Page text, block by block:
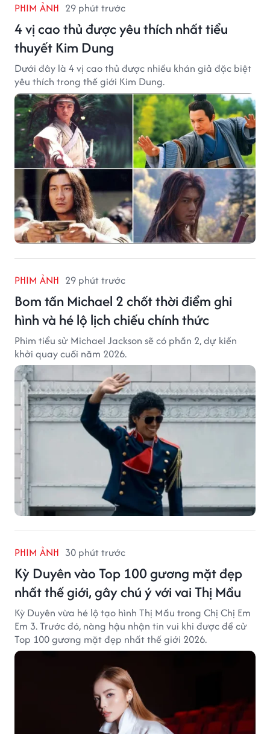
PHIM ẢNH 29 phút trước
4 vị cao thủ được yêu thích nhất tiểu
thuyết Kim Dung
Dưới đây là 4 vị cao thủ được nhiều khán giả đặc biệt
yêu thích trong thế giới Kim Dung.
PHIM ẢNH 29 phút trước
Bom tấn Michael 2 chốt thời điểm ghi
hình và hé lộ lịch chiếu chính thức
Phim tiểu sử Michael Jackson sẽ có phần 2, dự kiến
khởi quay cuối năm 2026.
PHIM ẢNH 30 phút trước
Kỳ Duyên vào Top 100 gương mặt đẹp
nhất thế giới, gây chú ý với vai Thị Mầu
Kỳ Duyên vừa hé lộ tạo hình Thị Mầu trong Chị Chị Em
Em 3. Trước đó, nàng hậu nhận tin vui khi được đề cử
Top 100 gương mặt đẹp nhất thế giới 2026.